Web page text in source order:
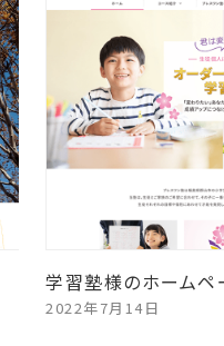
学習塾様のホームペ
2022年7月14日